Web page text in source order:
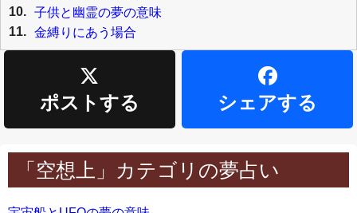
10. 子供と幽霊の夢の意味
11. 金縛りにあう場合
ポストする シェアする
「空想上」カテゴリの夢占い